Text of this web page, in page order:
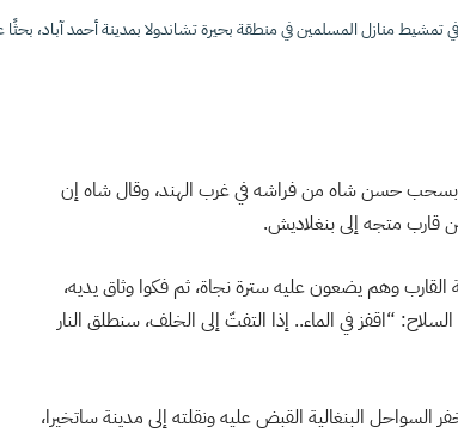
تمشيط منازل المسلمين في منطقة بحيرة تشاندولا بمدينة أحمد آباد،
بسحب حسن شاه من فراشه في غرب الهند، وقال شاه إن
قارب متجه إلى بنغلاديش.
القارب وهم يضعون عليه سترة نجاة، ثم فكوا وثاق يديه،
“اقفز في الماء.. إذا التفتّ إلى الخلف، سنطلق النار
البنغالية القبض عليه ونقلته إلى مدينة ساتخيرا،